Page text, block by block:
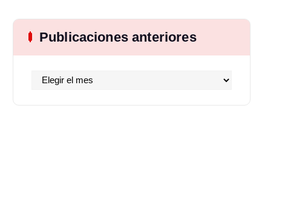
Publicaciones anteriores